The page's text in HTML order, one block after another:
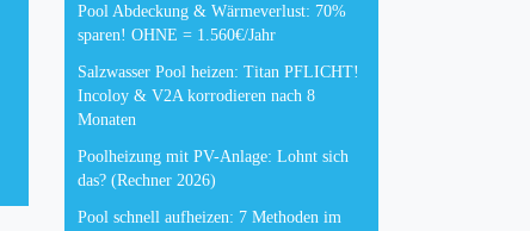
Pool Abdeckung & Wärmeverlust: 70%
sparen! OHNE = 1.560€/Jahr
Salzwasser Pool heizen: Titan PFLICHT!
Incoloy & V2A korrodieren nach 8
Monaten
Poolheizung mit PV-Anlage: Lohnt sich
das? (Rechner 2026)
Pool schnell aufheizen: 7 Methoden im